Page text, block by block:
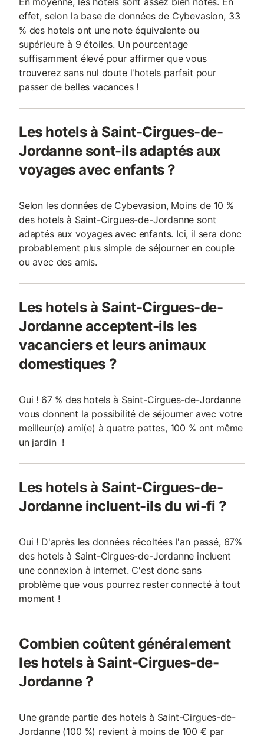
effet, selon la base de données de Cybevasion, 33
% des hotels ont une note équivalente ou
supérieure à 9 étoiles. Un pourcentage
suffisamment élevé pour affirmer que vous
trouverez sans nul doute l'hotels parfait pour
passer de belles vacances !
Les hotels à Saint-Cirgues-de-
Jordanne sont-ils adaptés aux
voyages avec enfants ?
Selon les données de Cybevasion, Moins de 10 %
des hotels à Saint-Cirgues-de-Jordanne sont
adaptés aux voyages avec enfants. Ici, il sera donc
probablement plus simple de séjourner en couple
ou avec des amis.
Les hotels à Saint-Cirgues-de-
Jordanne acceptent-ils les
vacanciers et leurs animaux
domestiques ?
Oui ! 67 % des hotels à Saint-Cirgues-de-Jordanne
vous donnent la possibilité de séjourner avec votre
meilleur(e) ami(e) à quatre pattes, 100 % ont même
un jardin !
Les hotels à Saint-Cirgues-de-
Jordanne incluent-ils du wi-fi ?
Oui ! D'après les données récoltées l'an passé, 67%
des hotels à Saint-Cirgues-de-Jordanne incluent
une connexion à internet. C'est donc sans
problème que vous pourrez rester connecté à tout
moment !
Combien coûtent généralement
les hotels à Saint-Cirgues-de-
Jordanne ?
Une grande partie des hotels à Saint-Cirgues-de-
Jordanne (100 %) revient à moins de 100 € par